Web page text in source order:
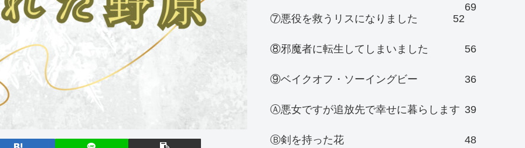
69
⑦悪役を救うリスになりました
52
⑧邪魔者に転生してしまいました 56
⑨ベイクオフ・ソーイングビー 36
Ⓐ悪女ですが追放先で幸せに暮らします 39
Ⓑ剣を持った花 48